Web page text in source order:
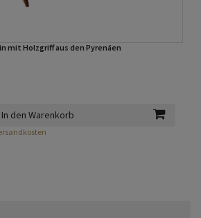
mit Holzgriff aus den Pyrenäen
In den Warenkorb